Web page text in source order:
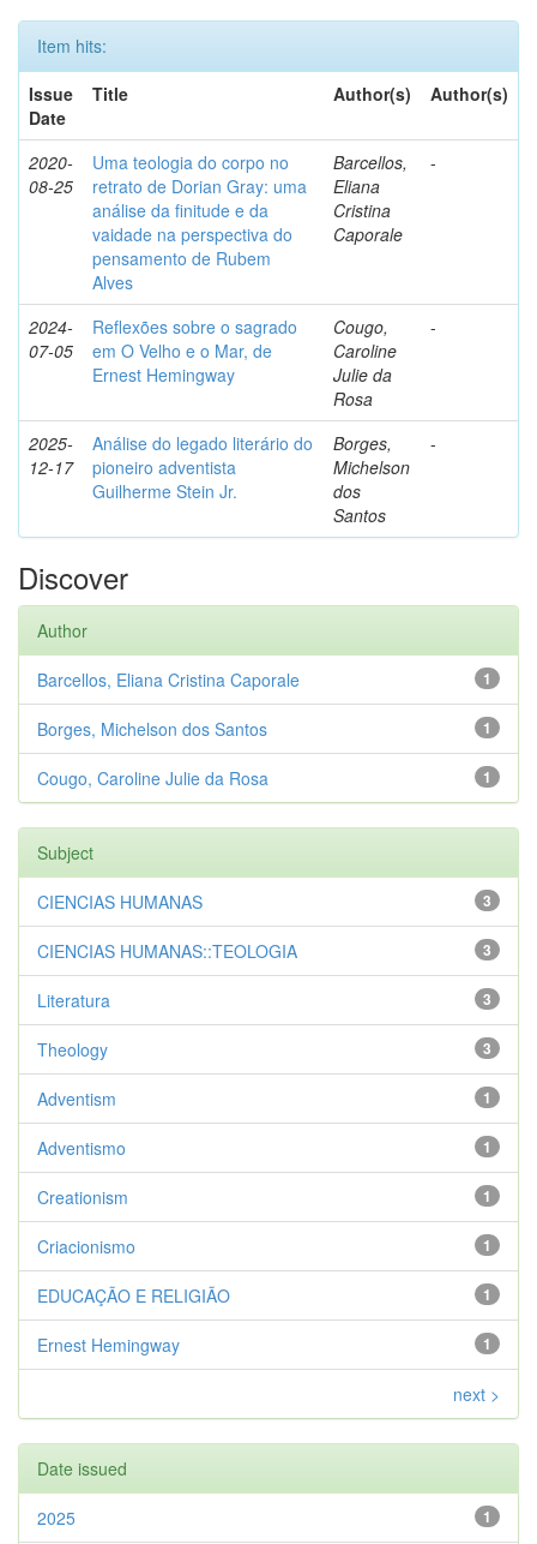
Item hits:
Issue
Date
Title Author(s) Author(s)
2020-
08-25
Uma teologia do corpo no
retrato de Dorian Gray: uma
análise da finitude e da
vaidade na perspectiva do
pensamento de Rubem
Alves
Barcellos,
Eliana
Cristina
Caporale
-
2024-
07-05
Reflexões sobre o sagrado
em O Velho e o Mar, de
Ernest Hemingway
Cougo,
Caroline
Julie da
Rosa
-
2025-
12-17
Análise do legado literário do
pioneiro adventista
Guilherme Stein Jr.
Borges,
Michelson
dos
Santos
-
Discover
Author
1
Barcellos, Eliana Cristina Caporale
1
Borges, Michelson dos Santos
1
Cougo, Caroline Julie da Rosa
Subject
3
CIENCIAS HUMANAS
3
CIENCIAS HUMANAS::TEOLOGIA
3
Literatura
3
Theology
1
Adventism
1
Adventismo
1
Creationism
1
Criacionismo
1
EDUCAÇÃO E RELIGIÃO
1
Ernest Hemingway
next >
Date issued
1
2025